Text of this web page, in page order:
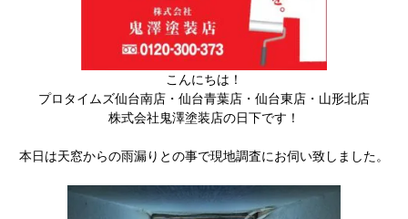
こんにちは！
プロタイムズ仙台南店・仙台青葉店・仙台東店・山形北店
株式会社鬼澤塗装店の日下です！
本日は天窓からの雨漏りとの事で現地調査にお伺い致しました。